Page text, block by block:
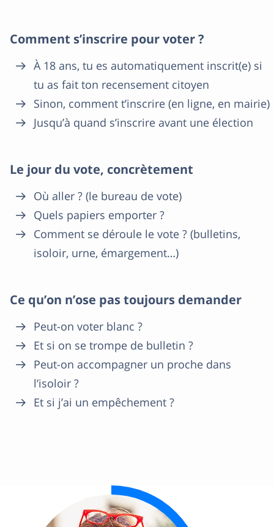
Comment s’inscrire pour voter ?
À 18 ans, tu es automatiquement inscrit(e) si
tu as fait ton recensement citoyen
Sinon, comment t’inscrire (en ligne, en mairie)
Jusqu’à quand s’inscrire avant une élection
Le jour du vote, concrètement
Où aller ? (le bureau de vote)
Quels papiers emporter ?
Comment se déroule le vote ? (bulletins,
isoloir, urne, émargement…)
Ce qu’on n’ose pas toujours demander
Peut-on voter blanc ?
Et si on se trompe de bulletin ?
Peut-on accompagner un proche dans
l’isoloir ?
Et si j’ai un empêchement ?